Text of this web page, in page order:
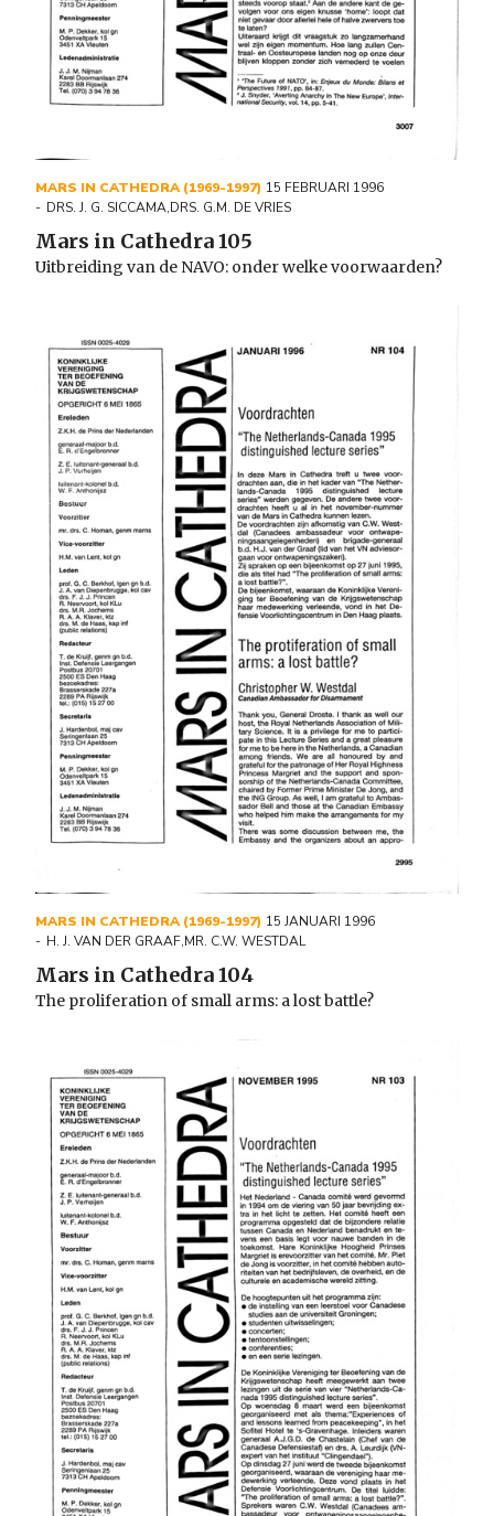
MARS IN CATHEDRA (1969-1997) 15 FEBRUARI 1996
DRS. J. G. SICCAMA,DRS. G.M. DE VRIES
Mars in Cathedra 105
Uitbreiding van de NAVO: onder welke voorwaarden?
MARS IN CATHEDRA (1969-1997) 15 JANUARI 1996
H. J. VAN DER GRAAF,MR. C.W. WESTDAL
Mars in Cathedra 104
The proliferation of small arms: a lost battle?